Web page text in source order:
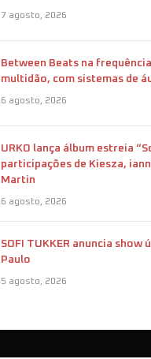
7 agosto, 2026
Between Beats na
multidão, com sistemas de
6 agosto, 2026
URKO lança álbum estreia
participações de Kiesza,
Martin
6 agosto, 2026
SOFI TUKKER anuncia show
Paulo
5 agosto, 2026